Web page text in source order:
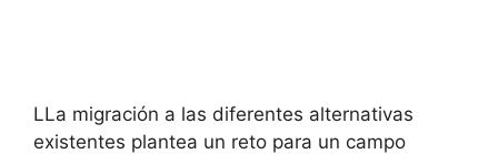
LLa migración a las diferentes alternativas
existentes plantea un reto para un campo